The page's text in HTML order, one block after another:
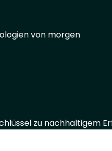
von morgen
zu nachhaltigem